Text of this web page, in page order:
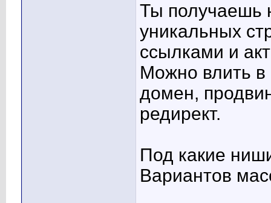
Ты получаешь
уникальных
ссылками и
Можно влить
домен,
редирект.
Под какие
Вариантов